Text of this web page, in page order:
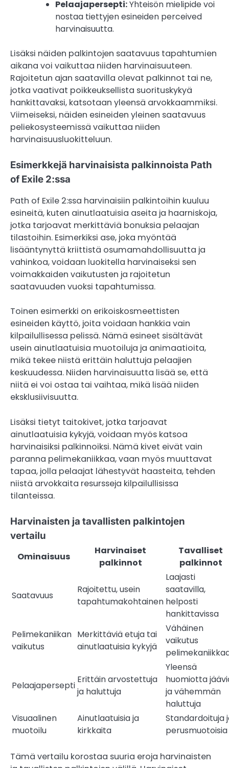
Pelaajapersepti:Yhteisön mielipide voi
nostaa tiettyjen esineiden perceived
harvinaisuutta.
Lisäksi näiden palkintojen saatavuus tapahtumien
aikana voi vaikuttaa niiden harvinaisuuteen.
Rajoitetun ajan saatavilla olevat palkinnot tai ne,
jotka vaativat poikkeuksellista suorituskykyä
hankittavaksi, katsotaan yleensä arvokkaammiksi.
Viimeiseksi, näiden esineiden yleinen saatavuus
peliekosysteemissä vaikuttaa niiden
harvinaisuusluokitteluun.
Esimerkkejä harvinaisista palkinnoista Path
of Exile 2:ssa
Path of Exile 2:ssa harvinaisiin palkintoihin kuuluu
esineitä, kuten ainutlaatuisia aseita ja haarniskoja,
jotka tarjoavat merkittäviä bonuksia pelaajan
tilastoihin. Esimerkiksi ase, joka myöntää
lisääntynyttä kriittistä osumamahdollisuutta ja
vahinkoa, voidaan luokitella harvinaiseksi sen
voimakkaiden vaikutusten ja rajoitetun
saatavuuden vuoksi tapahtumissa.
Toinen esimerkki on erikoiskosmeettisten
esineiden käyttö, joita voidaan hankkia vain
kilpailullisessa pelissä. Nämä esineet sisältävät
usein ainutlaatuisia muotoiluja ja animaatioita,
mikä tekee niistä erittäin haluttuja pelaajien
keskuudessa. Niiden harvinaisuutta lisää se, että
niitä ei voi ostaa tai vaihtaa, mikä lisää niiden
eksklusiivisuutta.
Lisäksi tietyt taitokivet, jotka tarjoavat
ainutlaatuisia kykyjä, voidaan myös katsoa
harvinaisiksi palkinnoiksi. Nämä kivet eivät vain
paranna pelimekaniikkaa, vaan myös muuttavat
tapaa, jolla pelaajat lähestyvät haasteita, tehden
niistä arvokkaita resursseja kilpailullisissa
tilanteissa.
Harvinaisten ja tavallisten palkintojen
vertailu
Ominaisuus
Harvinaiset
palkinnot
Tavalliset
palkinnot
Saatavuus
Rajoitettu, usein
tapahtumakohtainen
Laajasti
saatavilla,
helposti
hankittavissa
Pelimekaniikan
vaikutus
Merkittäviä etuja tai
ainutlaatuisia kykyjä
Vähäinen
vaikutus
Pelaajapersepti
Erittäin arvostettuja
ja haluttuja
Yleensä
huomiotta
ja vähemmän
haluttuja
Visuaalinen
muotoilu
Ainutlaatuisia ja
kirkkaita
Standardoituja
perusmuotoisia
Tämä vertailu korostaa suuria eroja harvinaisten